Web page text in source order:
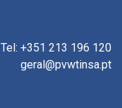
Tel: +351 213 196 120
geral@pvwtinsa.pt